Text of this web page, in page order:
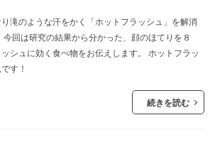
滝のような汗をかく「ホットフラッシュ」を解消
回は研究の結果から分かった、顔のほてりを８
シュに効く食べ物をお伝えします。 ホットフラッ
す！
続きを読む